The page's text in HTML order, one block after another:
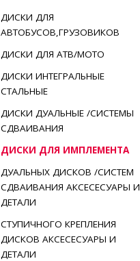
ДИСКИ ДЛЯ
АВТОБУСОВ,ГРУЗОВИКОВ
ДИСКИ ДЛЯ АТВ/МОТО
ДИСКИ ИНТЕГРАЛЬНЫЕ
СТАЛЬНЫЕ
ДИСКИ ДУАЛЬНЫЕ /СИСТЕМЫ
СДВАИВАНИЯ
ДИСКИ ДЛЯ ИМПЛЕМЕНТА
ДУАЛЬНЫХ ДИСКОВ /СИСТЕМ
СДВАИВАНИЯ АКСЕСЕСУАРЫ И
ДЕТАЛИ
СТУПИЧНОГО КРЕПЛЕНИЯ
ДИСКОВ АКСЕСЕСУАРЫ И
ДЕТАЛИ